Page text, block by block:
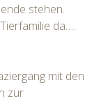
stehen.
da….
mit den
zur